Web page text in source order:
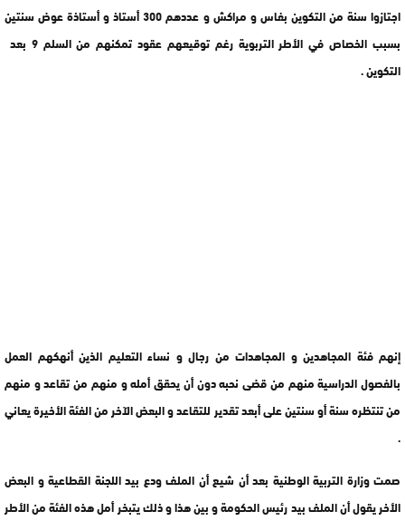
اجتازوا سنة من التكوين بفاس و مراكش و عددهم 300 أستاذ و أستاذة عوض سنتين
بسبب الخصاص في الأطر التربوية رغم توقيعهم عقود تمكنهم من السلم 9 بعد
التكوين .
إنهم فئة المجاهدين و المجاهدات من رجال و نساء التعليم الذين أنهكهم العمل
بالفصول الدراسية منهم من قضى نحبه دون أن يحقق أمله و منهم من تقاعد و منهم
من تنتظره سنة أو سنتين على أبعد تقدير للتقاعد و البعض الآخر من الفئة الأخيرة يعاني
.
صمت وزارة التربية الوطنية بعد أن شيع أن الملف ودع بيد اللجنة القطاعية و البعض
الأخر يقول أن الملف بيد رئيس الحكومة و بين هذا و ذلك يتبخر أمل هذه الفئة من الأطر